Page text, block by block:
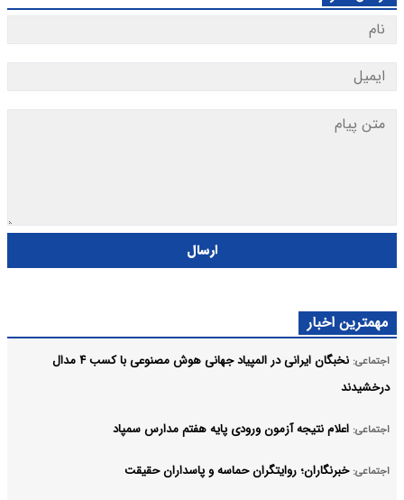
ارسال
مهمترین اخبار
اجتماعی:
نخبگان ایرانی در المپیاد جهانی هوش مصنوعی با کسب ۴ مدال
درخشیدند
اجتماعی: اعلام نتیجه آزمون ورودی پایه هفتم مدارس سمپاد
اجتماعی: خبرنگاران؛ روایتگران حماسه و پاسداران حقیقت